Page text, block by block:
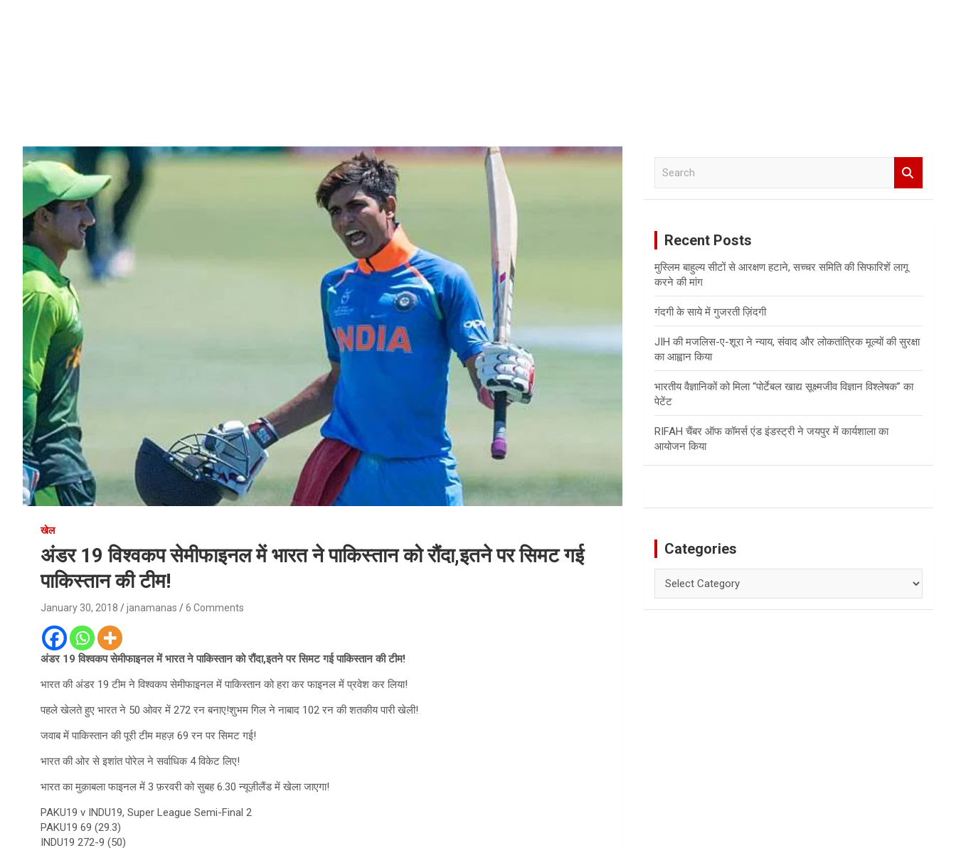
खेल
अंडर 19 विश्वकप सेमीफाइनल में भारत ने पाकिस्तान को रौंदा,इतने पर सिमट गई
पाकिस्तान की टीम!
January 30, 2018 janamanas 6 Comments
अंडर 19 विश्वकप सेमीफाइनल में भारत ने पाकिस्तान को रौंदा,इतने पर सिमट गई पाकिस्तान की टीम!
भारत की अंडर 19 टीम ने विश्वकप सेमीफाइनल में पाकिस्तान को हरा कर फाइनल में प्रवेश कर लिया!
पहले खेलते हुए भारत ने 50 ओवर में 272 रन बनाए!शुभम गिल ने नाबाद 102 रन की शतकीय पारी खेली!
जवाब में पाकिस्तान की पूरी टीम महज़ 69 रन पर सिमट गई!
भारत की ओर से इशांत पोरेल ने सर्वाधिक 4 विकेट लिए!
भारत का मुक़ाबला फाइनल में 3 फ़रवरी को सुबह 6.30 न्यूज़ीलैंड में खेला जाएगा!
PAKU19 v INDU19, Super League Semi-Final 2
PAKU19 69 (29.3)
INDU19 272-9 (50)
Recent Posts
मुस्लिम बाहुल्य सीटों से आरक्षण हटाने, सच्चर समिति की सिफारिशें लागू
करने की मांग
गंदगी के साये में गुजरती ज़िंदगी
JIH की मजलिस-ए-शूरा ने न्याय, संवाद और लोकतांत्रिक मूल्यों की सुरक्षा
का आह्वान किया
भारतीय वैज्ञानिकों को मिला “पोर्टेबल खाद्य सूक्ष्मजीव विज्ञान विश्लेषक” का
पेटेंट
RIFAH चैंबर ऑफ कॉमर्स एंड इंडस्ट्री ने जयपुर में कार्यशाला का
आयोजन किया
Categories